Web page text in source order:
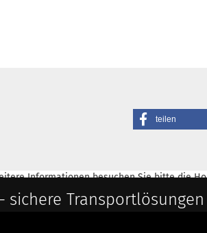
teilen
Informationen besuchen Sie bitte die
sichere